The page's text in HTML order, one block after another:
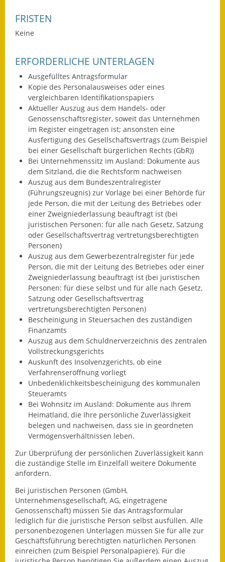
Grundsteuerreform
Haushaltspläne
Jahresabschlüsse
Wasserversorgung
Heiraten in Notzingen
Mitarbeiter
Notruftafel
Ortsrecht
Wahlen
Was erledige ich wo?
Leben
Bauen und Wohnen
Bebauungspläne
Flächennutzungsplan
Gerätehütten
Gutachterausschuss
Mietspiegel
Rückstausicherung von
Gebäuden
Hochwassergefahrenkarte
FRISTEN
Keine
ERFORDERLICHE UNTERLAGEN
Ausgefülltes Antragsformular
Kopie des Personalausweises oder eines
vergleichbaren Identifikationspapiers
Aktueller Auszug aus dem Handels- oder
Genossenschaftsregister, soweit das Unternehmen
im Register eingetragen ist; ansonsten eine
Ausfertigung des Gesellschaftsvertrags (zum Beispiel
bei einer Gesellschaft bürgerlichen Rechts (GbR))
Bei Unternehmenssitz im Ausland: Dokumente aus
dem Sitzland, die die Rechtsform nachweisen
Auszug aus dem Bundeszentralregister
(Führungszeugnis) zur Vorlage bei einer Behörde für
jede Person, die mit der Leitung des Betriebes oder
einer Zweigniederlassung beauftragt ist (bei
juristischen Personen: für alle nach Gesetz, Satzung
oder Gesellschaftsvertrag vertretungsberechtigten
Personen)
Auszug aus dem Gewerbezentralregister für jede
Person, die mit der Leitung des Betriebes oder einer
Zweigniederlassung beauftragt ist (bei juristischen
Personen: für diese selbst und für alle nach Gesetz,
Satzung oder Gesellschaftsvertrag
vertretungsberechtigten Personen)
Bescheinigung in Steuersachen des zuständigen
Finanzamts
Auszug aus dem Schuldnerverzeichnis des zentralen
Vollstreckungsgerichts
Auskunft des Insolvenzgerichts, ob eine
Verfahrenseröffnung vorliegt
Unbedenklichkeitsbescheinigung des kommunalen
Steueramts
Bei Wohnsitz im Ausland: Dokumente aus Ihrem
Heimatland, die Ihre persönliche Zuverlässigkeit
belegen und nachweisen, dass sie in geordneten
Vermögensverhältnissen leben.
Zur Überprüfung der persönlichen Zuverlässigkeit kann
die zuständige Stelle im Einzelfall weitere Dokumente
anfordern.
Bei juristischen Personen (GmbH,
Unternehmensgesellschaft, AG, eingetragene
Genossenschaft) müssen Sie das Antragsformular
lediglich für die juristische Person selbst ausfüllen. Alle
personenbezogenen Unterlagen müssen Sie für alle zur
Geschäftsführung berechtigten natürlichen Personen
einreichen (zum Beispiel Personalpapiere). Für die